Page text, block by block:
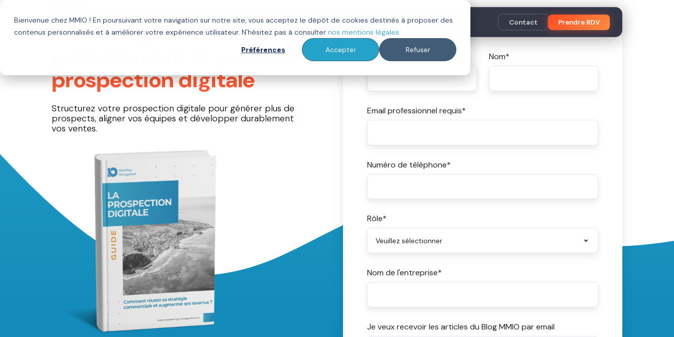
Bienvenue chez MMIO ! En poursuivant votre navigation sur notre site, vous acceptez le dépôt de cookies destinés à proposer des
contenus personnalisés et à améliorer votre expérience utilisateur. N'hésitez pas à consulter nos mentions légales
Préférences
Accepter Refuser
Solutions Agence HubSpot Clients À propos Ressources Contact Prendre RDV
Téléchargez
guide de
prospection digitale
Structurez votre prospection digitale pour générer plus de
prospects, aligner vos équipes et développer durablement
vos ventes.
Prénom Nom*
Email professionnel requis*
Numéro de téléphone*
Rôle*
Nom de l'entreprise*
Je veux recevoir les articles du Blog MMIO par email